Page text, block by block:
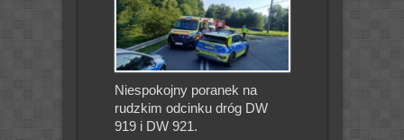
Niespokojny poranek na
rudzkim odcinku dróg DW
919 i DW 921.